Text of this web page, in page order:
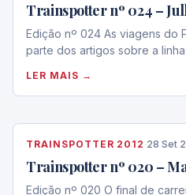
Trainspotter nº 024 –
Edição nº 024 As viagens do
parte dos artigos sobre a
LER MAIS →
TRAINSPOTTER 2012 ·28 Set
Trainspotter nº 020 –
Edição nº 020 O final de